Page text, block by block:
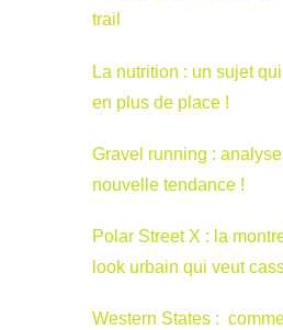
trail
La nutrition : un sujet
en plus de place !
Gravel running :
nouvelle tendance !
Polar Street X : la
look urbain qui veut
Western States :